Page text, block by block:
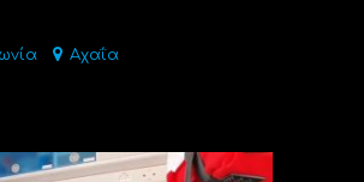
Αχαΐα